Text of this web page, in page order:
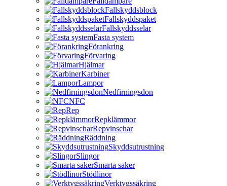
Fallskyddsblock
Fallskyddspaket
Fallskyddsselar
Fasta system
Förankring
Förvaring
Hjälmar
Karbiner
Lampor
Nedfirningsdon
NFC
Rep
Repklämmor
Repvinschar
Räddning
Skyddsutrustning
Slingor
Smarta saker
Stödlinor
Verktygssäkring